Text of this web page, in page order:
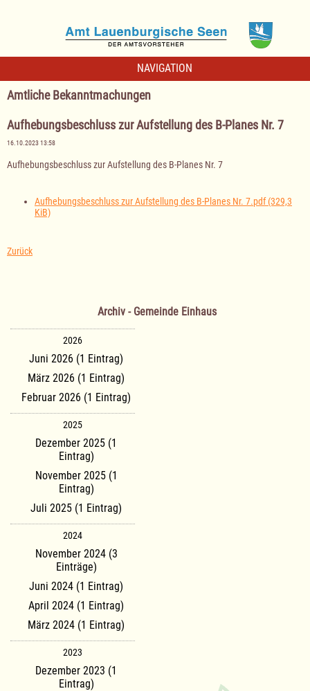
NAVIGATION
Amtliche Bekanntmachungen
Aufhebungsbeschluss zur Aufstellung des B-Planes Nr. 7
16.10.2023 13:58
Aufhebungsbeschluss zur Aufstellung des B-Planes Nr. 7
Aufhebungsbeschluss zur Aufstellung des B-Planes Nr. 7.pdf(329,3
KiB)
Zurück
Archiv - Gemeinde Einhaus
2026
Juni 2026 (1 Eintrag)
März 2026 (1 Eintrag)
Februar 2026 (1 Eintrag)
2025
Dezember 2025 (1
Eintrag)
November 2025 (1
Eintrag)
Juli 2025 (1 Eintrag)
2024
November 2024 (3
Einträge)
Juni 2024 (1 Eintrag)
April 2024 (1 Eintrag)
März 2024 (1 Eintrag)
2023
Dezember 2023 (1
Eintrag)